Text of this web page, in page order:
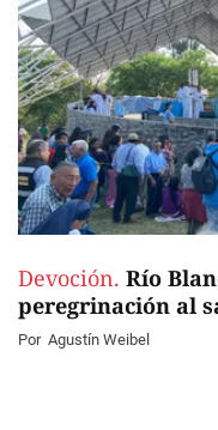
Devoción. Río
peregrinación al
Por Agustín Weibel